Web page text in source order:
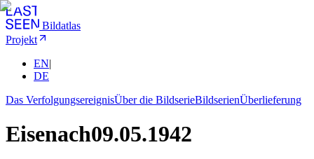
Bildatlas
Projekt
EN|
DE
Das VerfolgungsereignisÜber die BildserieBildserienÜberlieferung
Eisenach09.05.1942